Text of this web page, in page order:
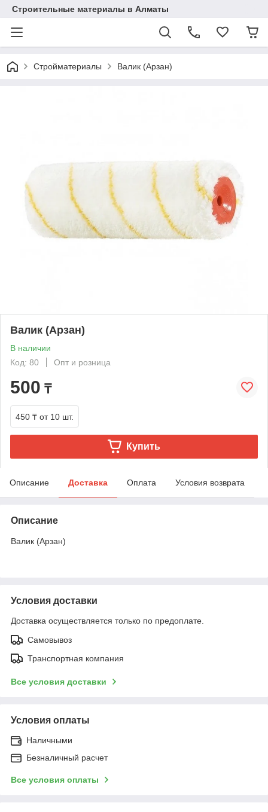
Строительные материалы в Алматы
Стройматериалы Валик (Арзан)
Валик (Арзан)
В наличии
Код: 80
Опт и розница
500 ₸
450 ₸ от 10 шт.
Купить
Описание Доставка Оплата Условия возврата
Описание
Валик (Арзан)
Условия доставки
Доставка осуществляется только по предоплате.
Самовывоз
Транспортная компания
Все условия доставки
Условия оплаты
Наличными
Безналичный расчет
Все условия оплаты